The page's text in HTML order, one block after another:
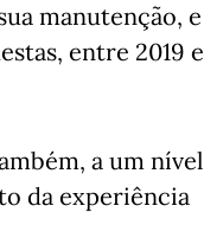
manutenção, e
entre 2019 e
a um nível
da experiência